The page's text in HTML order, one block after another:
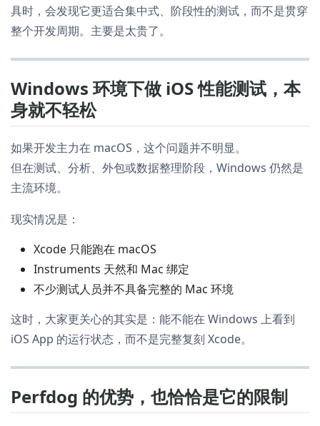
具时，会发现它更适合集中式、阶段性的测试，而不是贯穿
整个开发周期。主要是太贵了。
Windows 环境下做 iOS 性能测试，本
身就不轻松
如果开发主力在 macOS，这个问题并不明显。
但在测试、分析、外包或数据整理阶段，Windows 仍然是
主流环境。
现实情况是：
Xcode 只能跑在 macOS
Instruments 天然和 Mac 绑定
不少测试人员并不具备完整的 Mac 环境
这时，大家更关心的其实是：能不能在 Windows 上看到
iOS App 的运行状态，而不是完整复刻 Xcode。
Perfdog 的优势，也恰恰是它的限制